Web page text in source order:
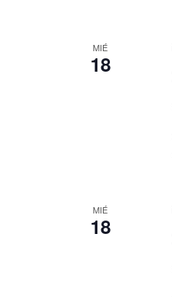
MIÉ
18
MIÉ
18